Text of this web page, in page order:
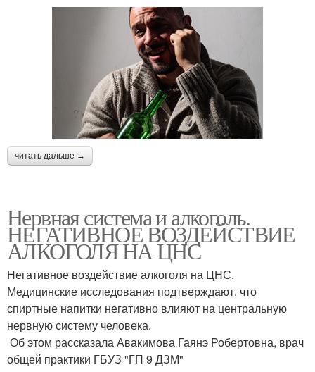
читать дальше →
Нервная система и алкоголь.
НЕГАТИВНОЕ ВОЗДЕЙСТВИЕ
АЛКОГОЛЯ НА ЦНС
Негативное воздействие алкоголя на ЦНС.
Медицинские исследования подтверждают, что
спиртные напитки негативно влияют на центральную
нервную систему человека.
‍ Об этом рассказала Авакимова Гаянэ Робертовна, врач
общей практики ГБУЗ "ГП 9 ДЗМ"